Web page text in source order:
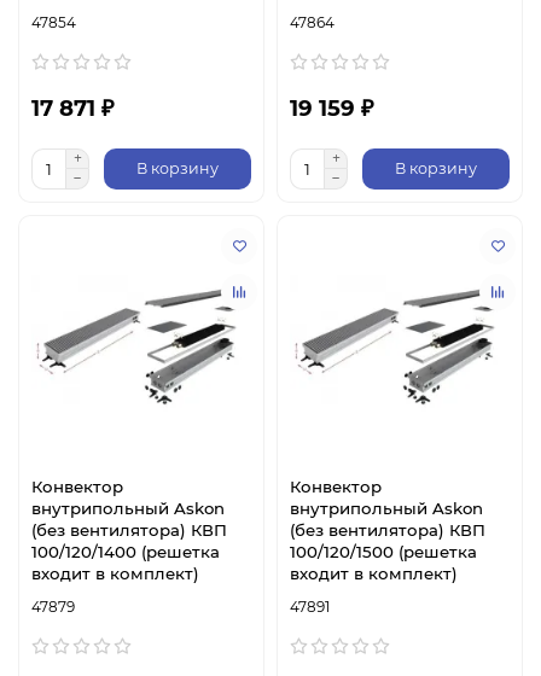
47854
17 871 ₽
В корзину
47864
19 159 ₽
В корзину
Конвектор
внутрипольный Askon
(без вентилятора) КВП
100/120/1400 (решетка
входит в комплект)
47879
Конвектор
внутрипольный Askon
(без вентилятора) КВП
100/120/1500 (решетка
входит в комплект)
47891